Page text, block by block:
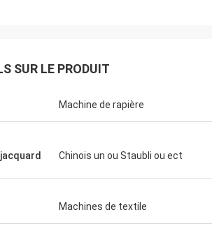
SUR LE PRODUIT
Machine de rapière
Chinois un ou Staubli ou ect
Machines de textile